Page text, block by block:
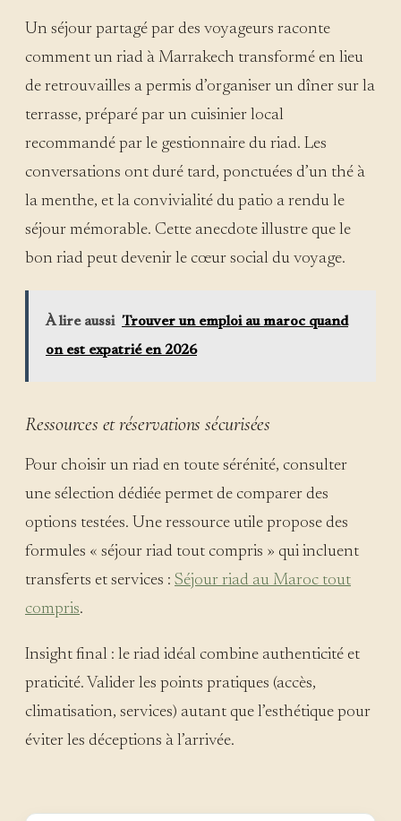
Un séjour partagé par des voyageurs raconte
comment un riad à Marrakech transformé en lieu
de retrouvailles a permis d’organiser un dîner sur la
terrasse, préparé par un cuisinier local
recommandé par le gestionnaire du riad. Les
conversations ont duré tard, ponctuées d’un thé à
la menthe, et la convivialité du patio a rendu le
séjour mémorable. Cette anecdote illustre que le
bon riad peut devenir le cœur social du voyage.
À lire aussi Trouver un emploi au maroc quand
on est expatrié en 2026
Ressources et réservations sécurisées
Pour choisir un riad en toute sérénité, consulter
une sélection dédiée permet de comparer des
options testées. Une ressource utile propose des
formules « séjour riad tout compris » qui incluent
transferts et services : Séjour riad au Maroc tout
compris.
Insight final : le riad idéal combine authenticité et
praticité. Valider les points pratiques (accès,
climatisation, services) autant que l’esthétique pour
éviter les déceptions à l’arrivée.